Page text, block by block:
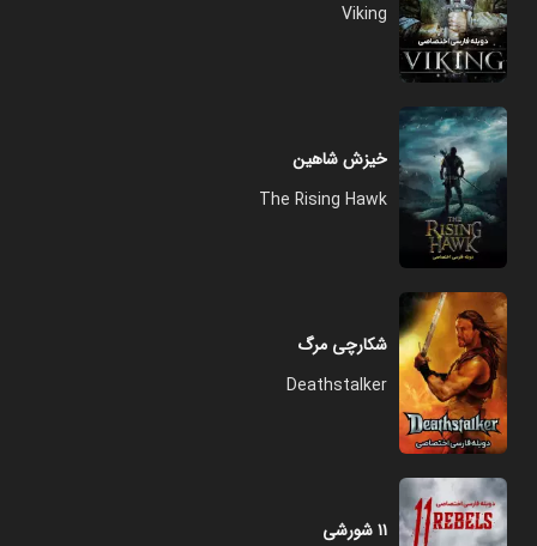
Viking
خیزش شاهین
The Rising Hawk
شکارچی مرگ
Deathstalker
۱۱ شورشی